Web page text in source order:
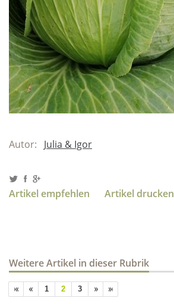
Autor: Julia & Igor
Artikel empfehlen Artikel drucken
Weitere Artikel in dieser Rubrik
1 2 3